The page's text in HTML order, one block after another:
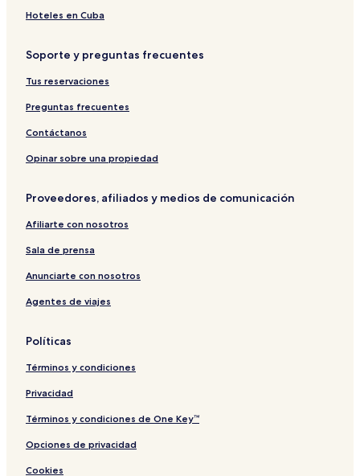
Hoteles en Cuba
Soporte y preguntas frecuentes
Tus reservaciones
Preguntas frecuentes
Contáctanos
Opinar sobre una propiedad
Proveedores, afiliados y medios de comunicación
Afiliarte con nosotros
Sala de prensa
Anunciarte con nosotros
Agentes de viajes
Políticas
Términos y condiciones
Privacidad
Términos y condiciones de One Key™
Opciones de privacidad
Cookies